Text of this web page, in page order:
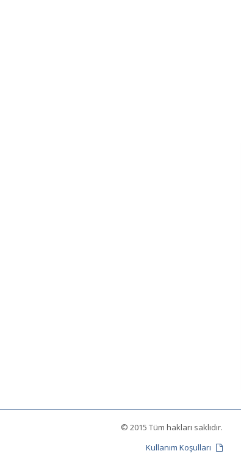
© 2015 Tüm hakları saklıdır.
Kullanım Koşulları